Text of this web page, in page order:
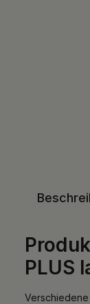
PLUS